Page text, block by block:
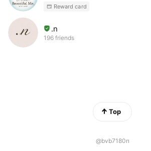
Reward card
.n
196 friends
Top
@bvb7180n